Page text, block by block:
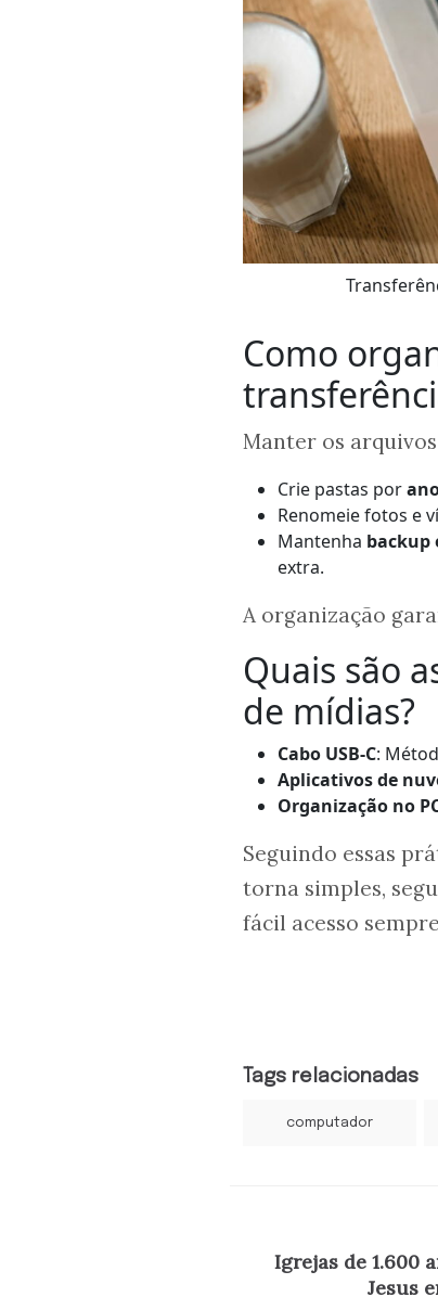
Como
Manter os
Crie pastas por
Renomeie fotos e
Mantenha backup
extra.
A organização
Quais são
de mídias?
Cabo USB-C:
Aplicativos de
Organização no
Seguindo essas
torna simples,
fácil acesso
Tags relacionadas
computador
Igrejas de 1.600
Jesus